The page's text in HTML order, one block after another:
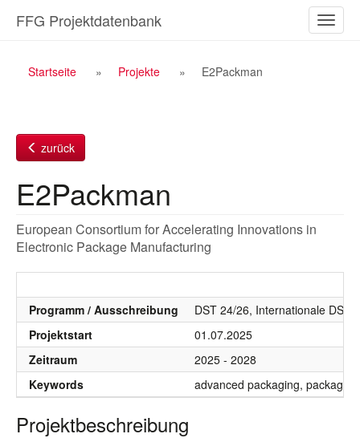
Inhalt
ein-/
FFG Projektdatenbank
Breadcrumb
Startseite Projekte E2Packman
zurück
E2Packman
European Consortium for Accelerating Innovations in
Electronic Package Manufacturing
Programm / Ausschreibung
DST 24/26, Internationale
Projektstart
01.07.2025
Zeitraum
2025 - 2028
Keywords
advanced packaging, package
Projektbeschreibung